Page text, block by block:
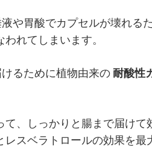
や胃酸でカプセルが壊れる
れてしまいます。
るために植物由来の 耐酸性
、しっかりと腸まで届けて
スベラトロールの効果を最